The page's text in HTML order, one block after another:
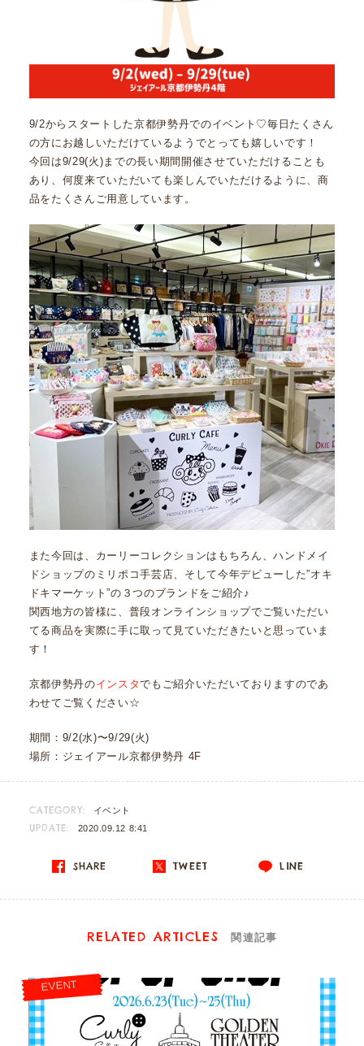
9/2からスタートした京都伊勢丹でのイベント♡毎日たくさん
の方にお越しいただけているようでとっても嬉しいです！
今回は9/29(火)までの長い期間開催させていただけることも
あり、何度来ていただいても楽しんでいただけるように、商
品をたくさんご用意しています。
また今回は、カーリーコレクションはもちろん、ハンドメイ
ドショップのミリポコ手芸店、そして今年デビューした”オキ
ドキマーケット”の３つのブランドをご紹介♪
関西地方の皆様に、普段オンラインショップでご覧いただい
てる商品を実際に手に取って見ていただきたいと思っていま
す！
京都伊勢丹のインスタでもご紹介いただいておりますのであ
わせてご覧ください☆
期間：9/2(水)〜9/29(火)
場所：ジェイアール京都伊勢丹 4F
CATEGORY: イベント
UPDATE: 2020.09.12 8:41
SHARE TWEET LINE
RELATED ARTICLES 関連記事
EVENT